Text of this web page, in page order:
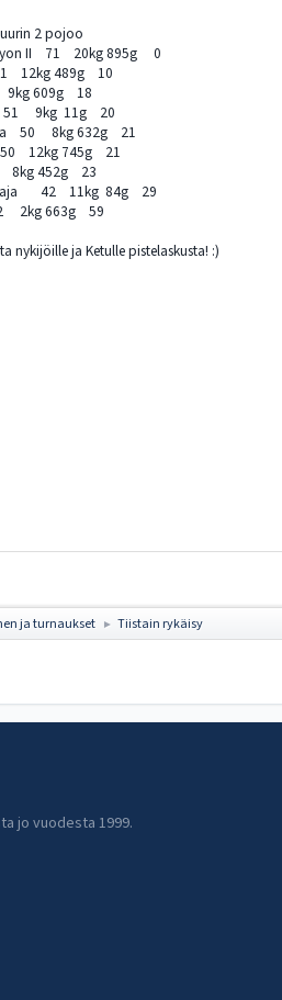
2 pojoo
II 71 20kg 895g 0
12kg 489g 10
609g 18
51 9kg 11g 20
50 8kg 632g 21
12kg 745g 21
8kg 452g 23
42 11kg 84g 29
2kg 663g 59
nykijöille ja Ketulle pistelaskusta! :)
ja turnaukset ► Tiistain rykäisy
jo vuodesta 1999.